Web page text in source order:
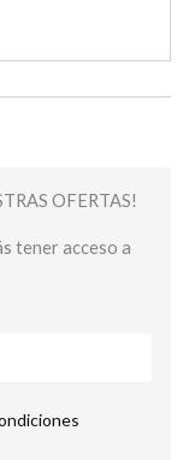
OFERTAS!
tener acceso a